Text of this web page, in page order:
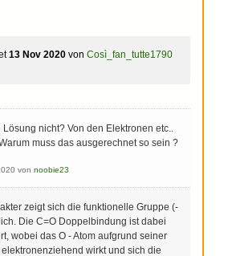
13 Nov 2020 von Così_fan_tutte1790
nicht? Von den Elektronen etc..
muss das ausgerechnet so sein ?
von noobie23
zeigt sich die funktionelle Gruppe (-
Die C=O Doppelbindung ist dabei
wobei das O - Atom aufgrund seiner
wirkt und sich die